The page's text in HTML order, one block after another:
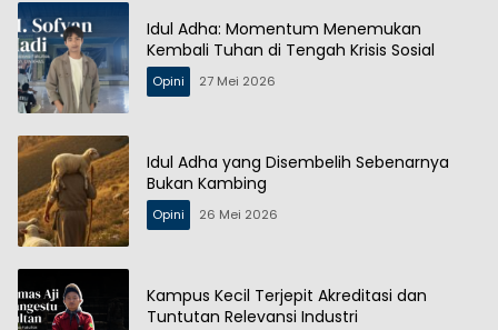
Idul Adha: Momentum Menemukan
Kembali Tuhan di Tengah Krisis Sosial
Opini 27 Mei 2026
Idul Adha yang Disembelih Sebenarnya
Bukan Kambing
Opini 26 Mei 2026
Kampus Kecil Terjepit Akreditasi dan
Tuntutan Relevansi Industri